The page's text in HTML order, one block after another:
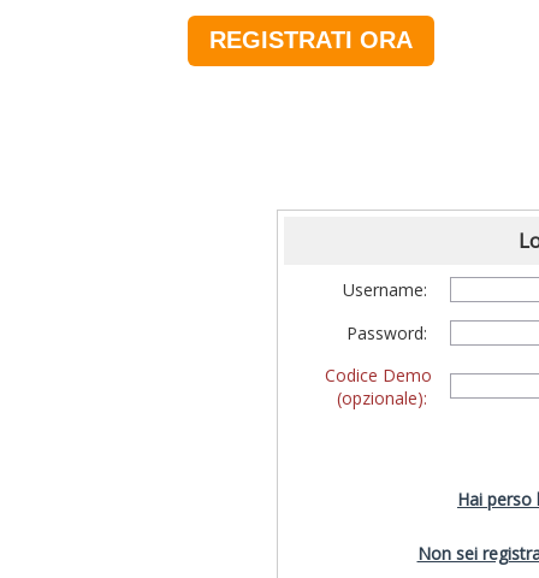
REGISTRATI ORA
Username:
Password:
Codice Demo
(opzionale):
Hai perso
Non sei